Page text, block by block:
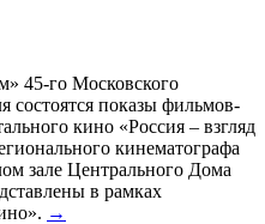
45-го Московского
состоятся показы фильмов-
кино «Россия – взгляд
кинематографа
зале Центрального Дома
в рамках
→